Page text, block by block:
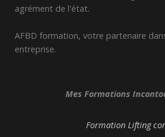
agrément de l'état.
AFBD formation, votre partenaire
entreprise.
Mes Formations
Formation Lifting